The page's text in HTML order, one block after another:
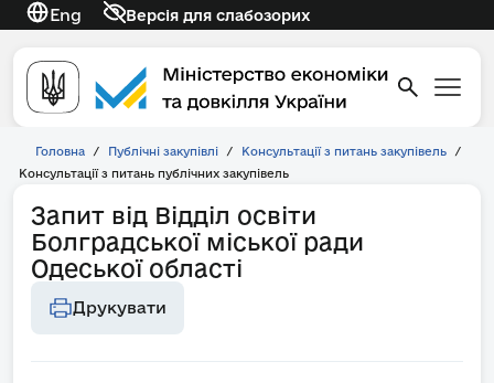
Eng Версія для слабозорих
Головна / Публічні закупівлі / Консультації з питань закупівель
/
Консультації з питань публічних закупівель
Запит від Відділ освіти
Болградської міської ради
Одеської області
Друкувати